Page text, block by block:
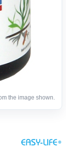
the image shown.